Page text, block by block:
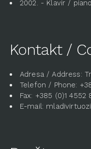
2002. - Klavir / piano
Kontakt /
Adresa / Address:
Telefon / Phone:
Fax: +385 (0)1 4552
E-mail: